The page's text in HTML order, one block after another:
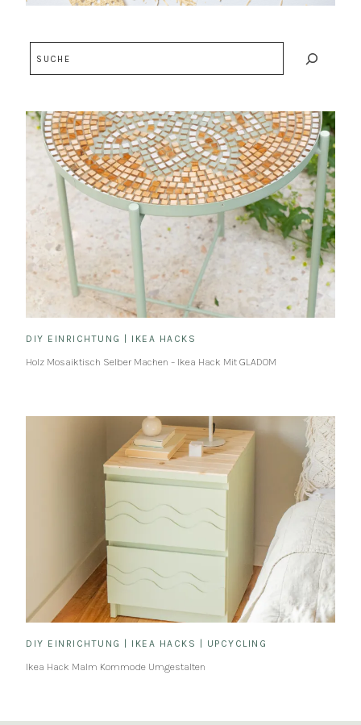
DIY EINRICHTUNG | IKEA HACKS
Holz Mosaiktisch Selber Machen – Ikea Hack Mit GLADOM
DIY EINRICHTUNG | IKEA HACKS | UPCYCLING
Ikea Hack Malm Kommode Umgestalten